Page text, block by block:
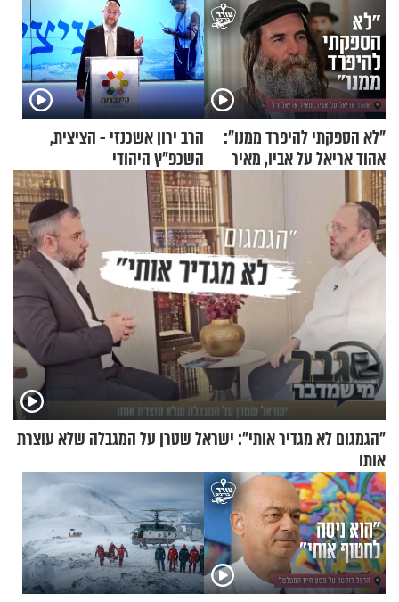
"לא הספקתי להיפרד ממנו":
אהוד אריאל על אביו, מאיר
אריאל ז"ל
הרב ירון אשכנזי - הציצית,
השכפ"ץ היהודי
"הגמגום לא מגדיר אותי": ישראל שטרן על המגבלה שלא עוצרת
אותו